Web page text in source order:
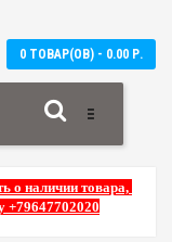
0 ТОВАР(ОВ) - 0.00 Р.
о наличии товара,
+79647702020